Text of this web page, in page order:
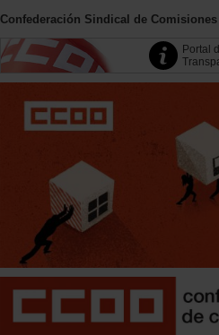
Confederación Sindical de
Portal